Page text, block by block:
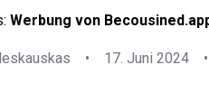
Werbung von
• 17. Juni 2024 •